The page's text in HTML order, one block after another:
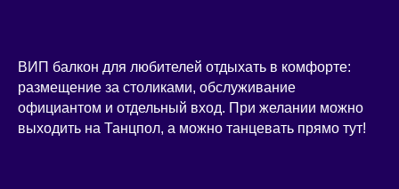
ВИП балкон для любителей отдыхать в комфорте:
размещение за столиками, обслуживание
официантом и отдельный вход. При желании можно
выходить на Танцпол, а можно танцевать прямо тут!